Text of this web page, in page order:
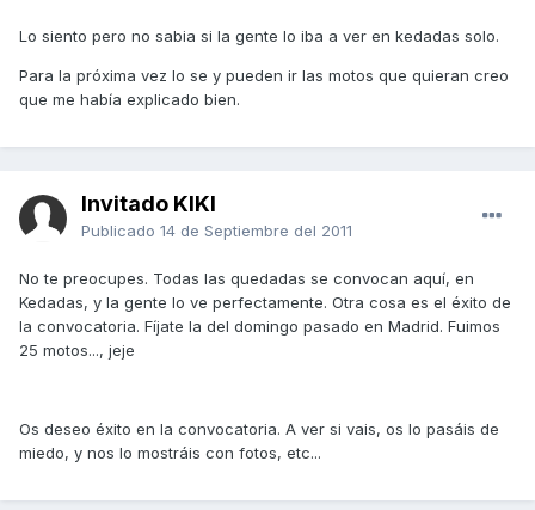
Lo siento pero no sabia si la gente lo iba a ver en kedadas solo.
Para la próxima vez lo se y pueden ir las motos que quieran creo
que me había explicado bien.
Invitado KIKI
Publicado 14 de Septiembre del 2011
No te preocupes. Todas las quedadas se convocan aquí, en
Kedadas, y la gente lo ve perfectamente. Otra cosa es el éxito de
la convocatoria. Fíjate la del domingo pasado en Madrid. Fuimos
25 motos..., jeje
Os deseo éxito en la convocatoria. A ver si vais, os lo pasáis de
miedo, y nos lo mostráis con fotos, etc...